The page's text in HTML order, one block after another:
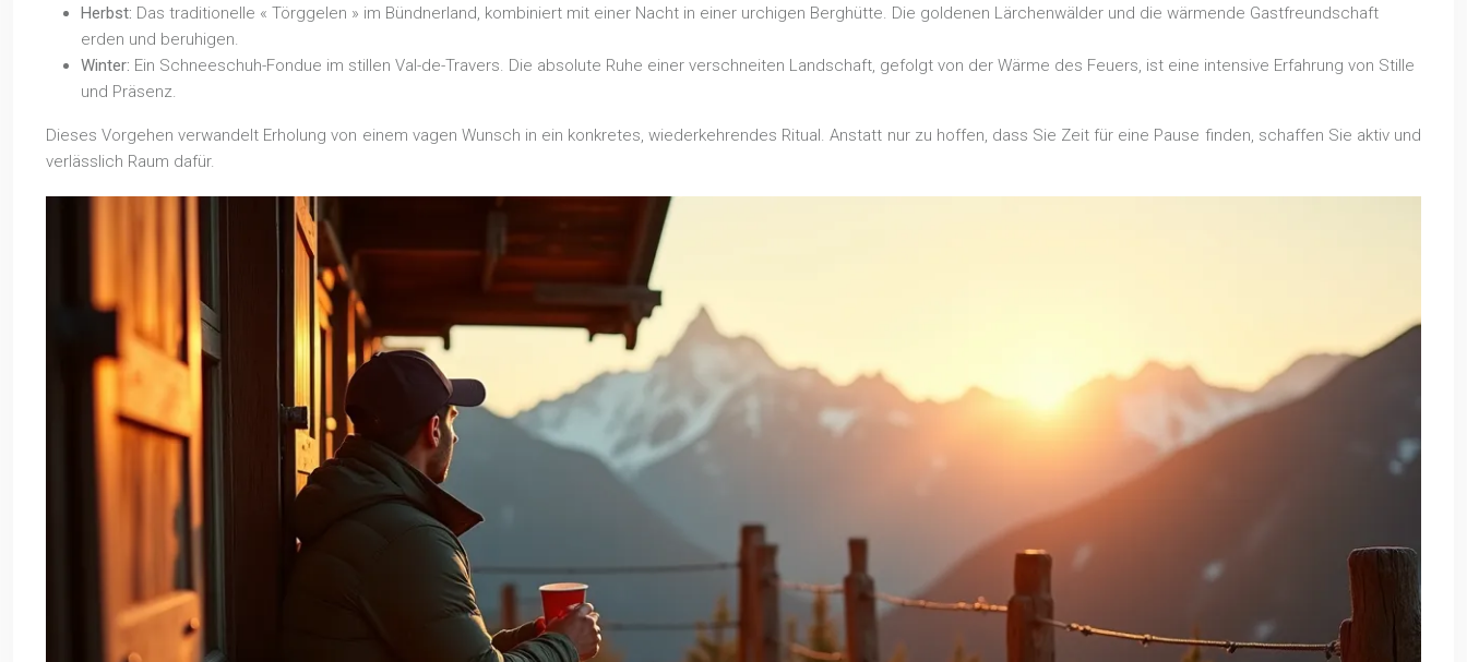
Herbst: Das traditionelle « Törggelen » im Bündnerland, kombiniert mit einer Nacht in einer urchigen Berghütte. Die goldenen Lärchenwälder und die wärmende Gastfreundschaft
erden und beruhigen.
Winter: Ein Schneeschuh-Fondue im stillen Val-de-Travers. Die absolute Ruhe einer verschneiten Landschaft, gefolgt von der Wärme des Feuers, ist eine intensive Erfahrung von Stille
und Präsenz.
Dieses Vorgehen verwandelt Erholung von einem vagen Wunsch in ein konkretes, wiederkehrendes Ritual. Anstatt nur zu hoffen, dass Sie Zeit für eine Pause finden, schaffen Sie aktiv und
verlässlich Raum dafür.